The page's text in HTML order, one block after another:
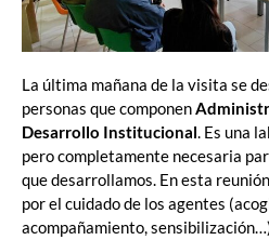
La última mañana de la visita se
personas que componen
Desarrollo Institucional. Es una
pero completamente necesaria
que desarrollamos. En esta
por el cuidado de los agentes
acompañamiento,